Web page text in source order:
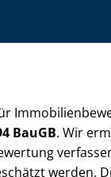
BauGB. Wir
werden.